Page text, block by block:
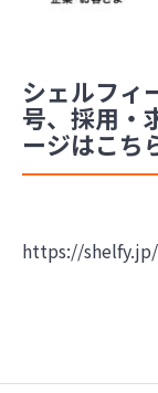
シェルフィ
号、採用・
ージはこち
https://shelfy.jp/